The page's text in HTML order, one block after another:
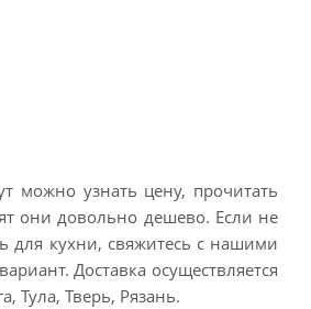
можно узнать цену, прочитать
они довольно дешево. Если не
для кухни, свяжитесь с нашими
Доставка осуществляется
Тула, Тверь, Рязань.